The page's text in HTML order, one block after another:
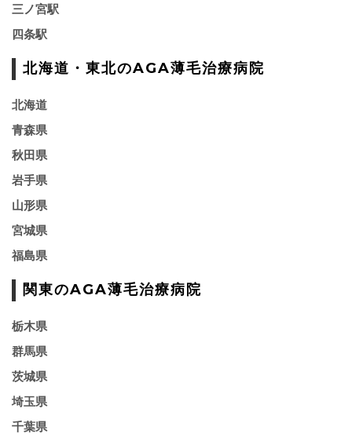
三ノ宮駅
四条駅
北海道・東北のAGA薄毛治療病院
北海道
青森県
秋田県
岩手県
山形県
宮城県
福島県
関東のAGA薄毛治療病院
栃木県
群馬県
茨城県
埼玉県
千葉県